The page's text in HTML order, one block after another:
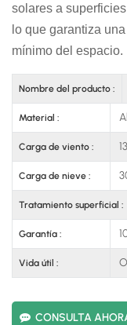
solares a
lo que garantiza
mínimo del espacio.
Nombre del producto :
Material :
Carga de viento :
Carga de nieve :
Tratamiento superficial :
Garantía :
Vida útil :
CONSULTA